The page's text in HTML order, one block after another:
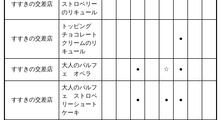
すすきの交差店
ストロベリー
のリキュール
すすきの交差店
トッピング
チョコレート
クリームのリ
キュール
●
すすきの交差店
大人のパルフ
ェ オペラ
● ☆ ●
すすきの交差店
大人のパルフ
ェ ストロベ
リーショート
ケーキ
● ● ●